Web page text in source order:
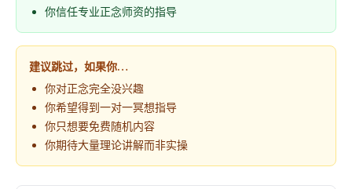
你信任专业正念师资的指导
建议跳过，如果你…
你对正念完全没兴趣
你希望得到一对一冥想指导
你只想要免费随机内容
你期待大量理论讲解而非实操